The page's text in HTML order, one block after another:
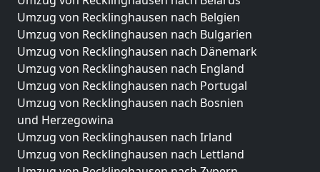
Umzug von Recklinghausen nach Belgien
Umzug von Recklinghausen nach Bulgarien
Umzug von Recklinghausen nach Dänemark
Umzug von Recklinghausen nach England
Umzug von Recklinghausen nach Portugal
Umzug von Recklinghausen nach Bosnien
und Herzegowina
Umzug von Recklinghausen nach Irland
Umzug von Recklinghausen nach Lettland